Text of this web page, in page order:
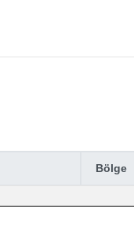
Bölge